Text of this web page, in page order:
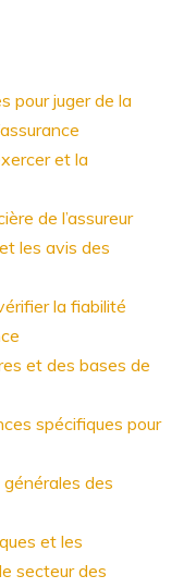
pour juger de la
et la
de l’assureur
les avis des
la fiabilité
et des bases de
spécifiques pour
des
et les
secteur des